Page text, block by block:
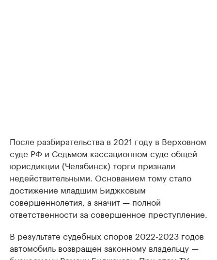
После разбирательства в 2021 году в Верховном
суде РФ и Седьмом кассационном суде общей
юрисдикции (Челябинск) торги признали
недействительными. Основанием тому стало
достижение младшим Биджковым
совершеннолетия, а значит — полной
ответственности за совершенное преступление.
В результате судебных споров 2022-2023 годов
автомобиль возвращен законному владельцу —